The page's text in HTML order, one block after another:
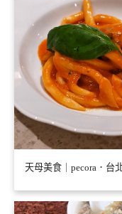
天母美食｜pecora．台